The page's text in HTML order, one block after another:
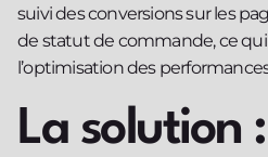
suivi des conversions sur les
de statut de commande, ce
l’optimisation des
La solution